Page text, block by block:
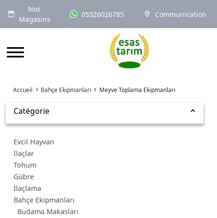
Nos
Magasins
05326026785 Communication
Logo
Accueil Bahçe Ekipmanları Meyve Toplama Ekipmanları
Catégorie
Evcil Hayvan
İlaçlar
Tohum
Gübre
İlaçlama
Bahçe Ekipmanları
Budama Makasları